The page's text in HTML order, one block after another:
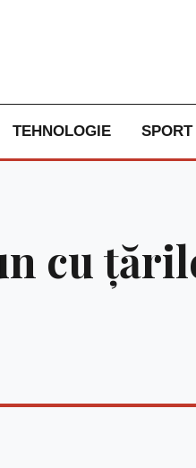
TEHNOLOGIE SPORT
cu